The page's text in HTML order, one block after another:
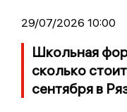
29/07/2026 10:00
Школьная
сколько
сентября в